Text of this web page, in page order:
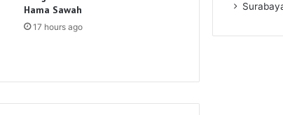
Hama Sawah
17 hours ago